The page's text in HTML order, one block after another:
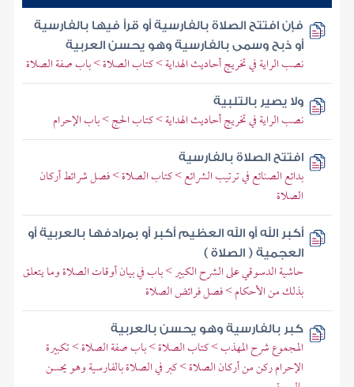
فإن افتتح الصلاة بالفارسية أو قرأ فيها بالفارسية
أو ذبح وسمى بالفارسية وهو يحسن العربية
نصب الراية في تخريج أحاديث الهداية > كتاب الصلاة > باب صفة الصلاة
ولا يصير بالتلبية
نصب الراية في تخريج أحاديث الهداية > كتاب الحج > باب الإحرام
افتتح الصلاة بالفارسية
بدائع الصنائع في ترتيب الشرائع > كتاب الصلاة > فصل شرائط أركان
الصلاة
أكبر الله أو الله العظيم أكبر أو بمرادفها بالعربية أو
العجمية ( الصلاة )
حاشية الدسوقي على الشرح الكبير > باب في بيان أوقات الصلاة وما يتعلق
بذلك من الأحكام > فصل فرائض الصلاة
كبر بالفارسية وهو يحسن بالعربية
المجموع شرح المهذب > كتاب الصلاة > باب صفة الصلاة > تكبيرة
الإحرام ركن من أركان الصلاة > كبر في الصلاة بالفارسية وهو يحسن